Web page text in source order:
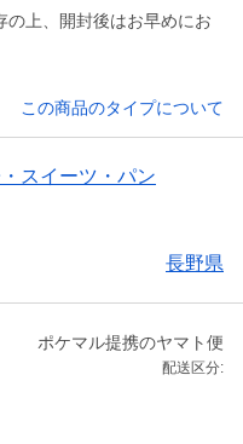
の上、開封後はお早めにお
この商品のタイプについて
スイーツ・パン
長野県
ポケマル提携のヤマト便
配送区分: